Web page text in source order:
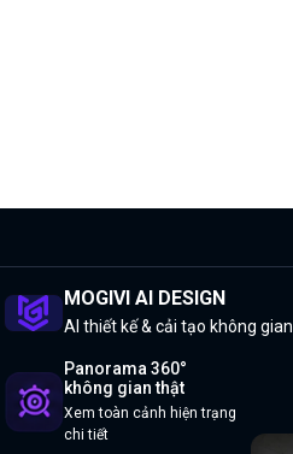
MOGIVI AI DESIGN
AI thiết kế & cải tạo không gian
Panorama 360°
không gian thật
Xem toàn cảnh hiện trạng
chi tiết